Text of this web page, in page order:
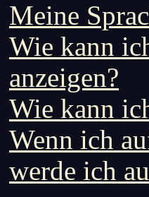
Meine
Wie kann
anzeigen?
Wie kann
Wenn ich
werde ich